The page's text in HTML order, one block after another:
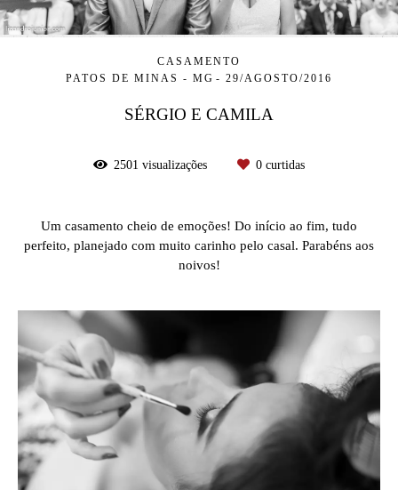
CASAMENTO
PATOS DE MINAS - MG
29/AGOSTO/2016
SÉRGIO E CAMILA
2501 visualizações 0 curtidas
Um casamento cheio de emoções! Do início ao fim, tudo
perfeito, planejado com muito carinho pelo casal. Parabéns aos
noivos!